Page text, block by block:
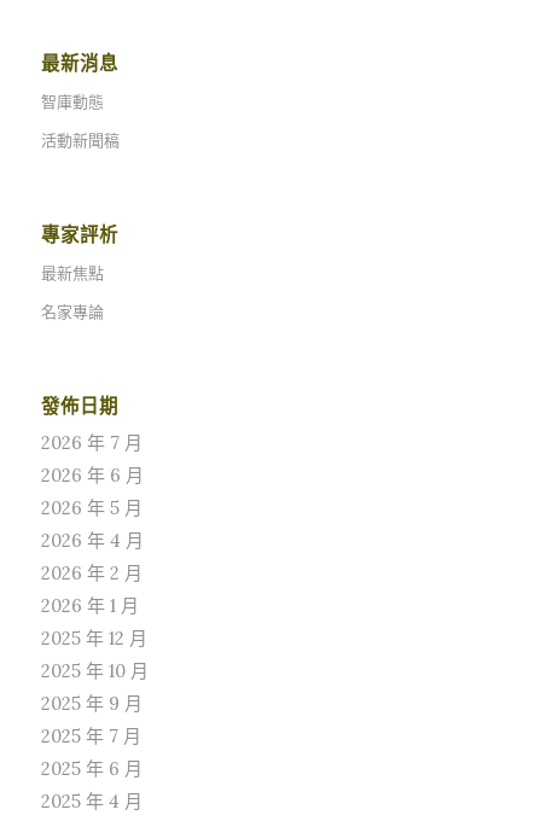
最新消息
智庫動態
活動新聞稿
專家評析
最新焦點
名家專論
發佈日期
2026 年 7 月
2026 年 6 月
2026 年 5 月
2026 年 4 月
2026 年 2 月
2026 年 1 月
2025 年 12 月
2025 年 10 月
2025 年 9 月
2025 年 7 月
2025 年 6 月
2025 年 4 月